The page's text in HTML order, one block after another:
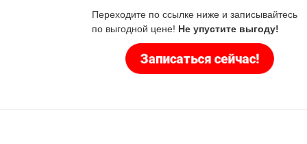
Переходите по ссылке ниже и записывайтесь
по выгодной цене! Не упустите выгоду!